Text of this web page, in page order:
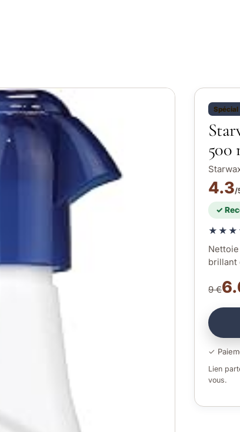
Spécial
500
4.3/
✓
brillant
9 €
✓
Lien
vous.